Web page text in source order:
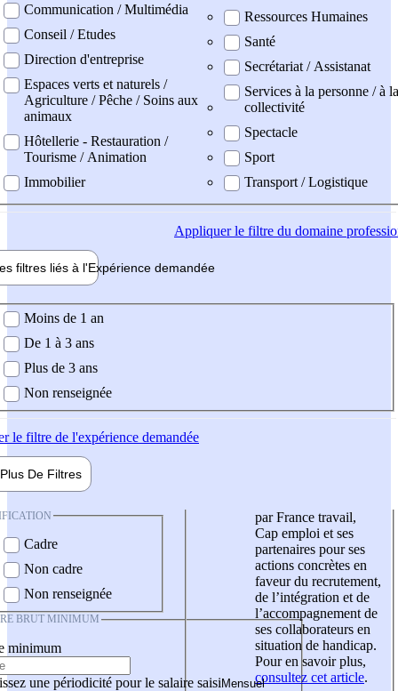
Communication / Multimédia
Conseil / Etudes
Direction d'entreprise
Espaces verts et naturels /
Agriculture / Pêche / Soins aux
animaux
Hôtellerie - Restauration /
Tourisme / Animation
Immobilier
Ressources Humaines
Santé
Secrétariat / Assistanat
Services à la personne / à la
collectivité
Spectacle
Sport
Transport / Logistique
Appliquerle filtre du domaine
filtres liés à l'Expérience demandée
demandée
Moins de 1 an
De 1 à 3 ans
Plus de 3 ans
Non renseignée
le filtre de l'expérience demandée
Plus De Filtres
Cadre
Non cadre
Non renseignée
BRUT MINIMUM
minimum
une périodicité pour le salaire saisi
par France travail,
Cap emploi et ses
partenaires pour ses
actions concrètes en
faveur du recrutement,
de l’intégration et de
l’accompagnement de
ses collaborateurs en
situation de handicap.
Pour en savoir plus,
consultez cet article.